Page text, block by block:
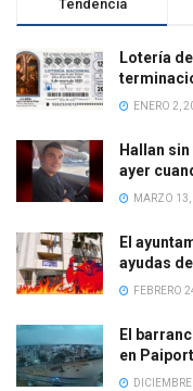
Tendencia
Lotería
ENERO 2,
Hallan
ayer
MARZO
El
ayudas
FEBRERO
El
en